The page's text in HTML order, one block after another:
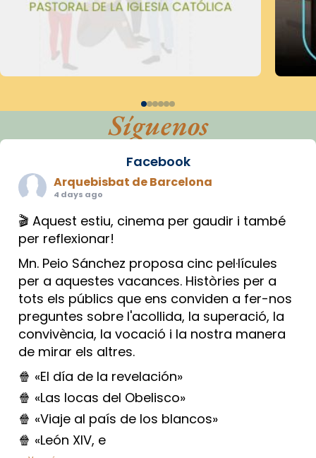
Síguenos
Facebook
Arquebisbat de Barcelona
4 days ago
🎬 Aquest estiu, cinema per gaudir i també
per reflexionar!
Mn. Peio Sánchez proposa cinc pel·lícules
per a aquestes vacances. Històries per a
tots els públics que ens conviden a fer-nos
preguntes sobre l'acollida, la superació, la
convivència, la vocació i la nostra manera
de mirar els altres.
🍿 «El día de la revelación»
🍿 «Las locas del Obelisco»
🍿 «Viaje al país de los blancos»
🍿 «León XIV, e